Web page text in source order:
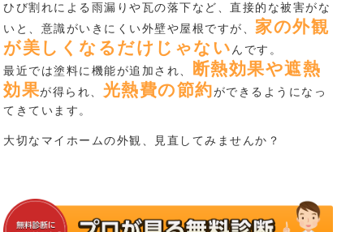
ひび割れによる雨漏りや瓦の落下など、直接的な被害がな
いと、意識がいきにくい外壁や屋根ですが、 家の外観
が美しくなるだけじゃない んです。
最近では塗料に機能が追加され、
断熱効果や遮熱
効果が得られ、 光熱費の節約ができるようになっ
てきています。
大切なマイホームの外観、見直してみませんか？